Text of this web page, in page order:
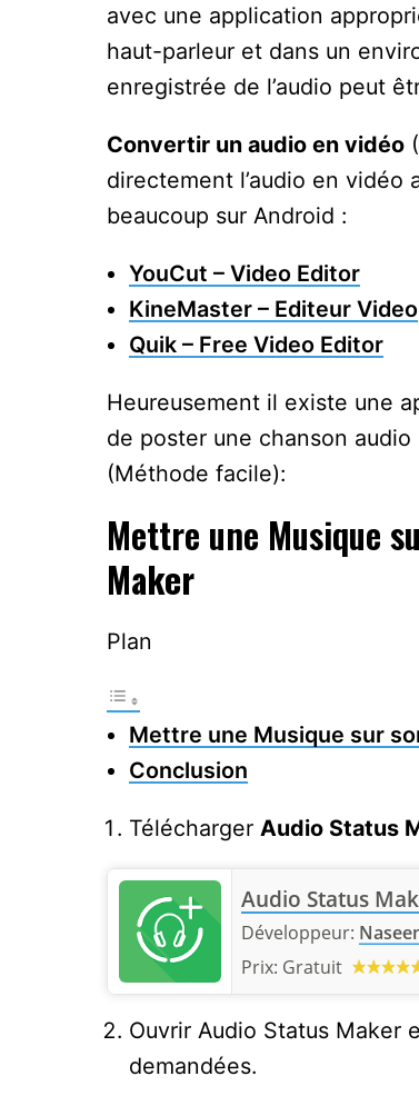
avec une application
haut-parleur et dans un
enregistrée de l’audio peut
Convertir un audio en vidéo
directement l’audio en
beaucoup sur Android :
YouCut – Video Editor
KineMaster – Editeur Video
Quik – Free Video Editor
Heureusement il existe une
de poster une chanson
(Méthode facile):
Mettre une Musique
Maker
Plan
Mettre une Musique sur
Conclusion
Télécharger Audio Status
Audio Status
Développeur:
Prix: Gratuit
Ouvrir Audio Status Maker
demandées.